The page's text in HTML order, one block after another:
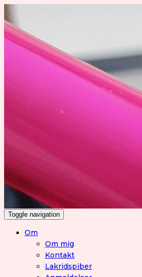
Toggle navigation
Om
Om mig
Kontakt
Lakridspiber